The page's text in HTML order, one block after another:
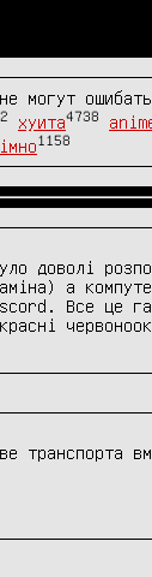
могут
хуита4738
1158
доволі
а
Все це
транспорта